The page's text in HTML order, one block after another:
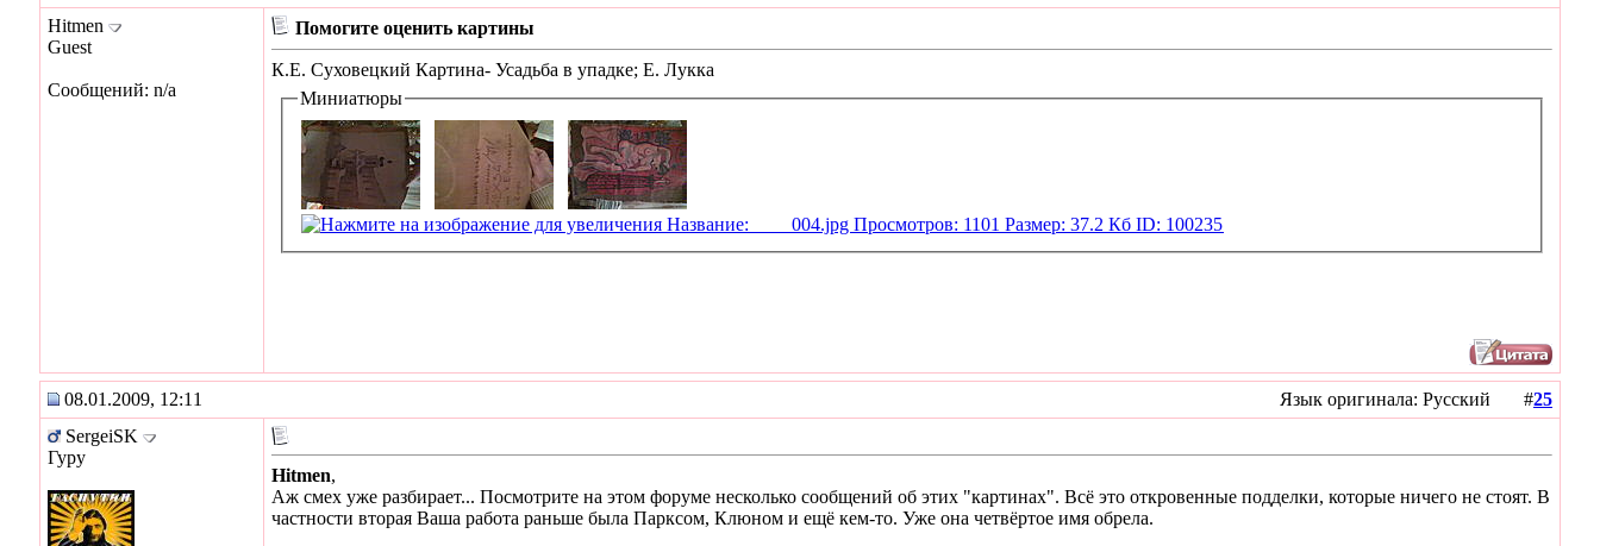
Hitmen
Guest
Сообщений: n/a
Помогите оценить картины
К.Е. Суховецкий Картина- Усадьба в упадке; Е. Лукка
Миниатюры
08.01.2009, 12:11 Язык оригинала: Русский #25
SergeiSK
Гуру
Hitmen,
Аж смех уже разбирает... Посмотрите на этом форуме несколько сообщений об этих "картинах". Всё это откровенные подделки, которые ничего не стоят. В
частности вторая Ваша работа раньше была Парксом, Клюном и ещё кем-то. Уже она четвёртое имя обрела.